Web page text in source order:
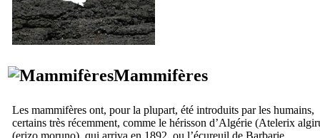
Mammifères
Les mammifères ont, pour la plupart, été introduits par les humains,
certains très récemment, comme le hérisson d’Algérie (Atelerix
(erizo moruno), qui arriva en 1892, ou l’écureuil de Barbarie